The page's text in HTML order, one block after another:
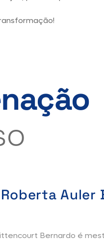
Roberta
Bernardo é